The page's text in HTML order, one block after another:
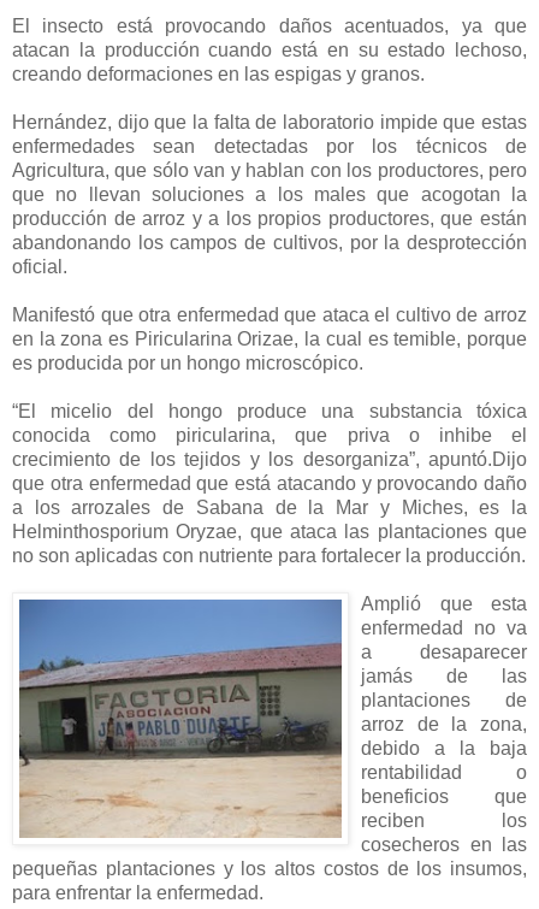
El insecto está provocando daños acentuados, ya que
atacan la producción cuando está en su estado lechoso,
creando deformaciones en las espigas y granos.
Hernández, dijo que la falta de laboratorio impide que estas
enfermedades sean detectadas por los técnicos de
Agricultura, que sólo van y hablan con los productores, pero
que no llevan soluciones a los males que acogotan la
producción de arroz y a los propios productores, que están
abandonando los campos de cultivos, por la desprotección
oficial.
Manifestó que otra enfermedad que ataca el cultivo de arroz
en la zona es Piricularina Orizae, la cual es temible, porque
es producida por un hongo microscópico.
“El micelio del hongo produce una substancia tóxica
conocida como piricularina, que priva o inhibe el
crecimiento de los tejidos y los desorganiza”, apuntó.Dijo
que otra enfermedad que está atacando y provocando daño
a los arrozales de Sabana de la Mar y Miches, es la
Helminthosporium Oryzae, que ataca las plantaciones que
no son aplicadas con nutriente para fortalecer la producción.
Amplió que esta
enfermedad no va
a desaparecer
jamás de las
plantaciones de
arroz de la zona,
debido a la baja
rentabilidad o
beneficios que
reciben los
cosecheros en las
pequeñas plantaciones y los altos costos de los insumos,
para enfrentar la enfermedad.